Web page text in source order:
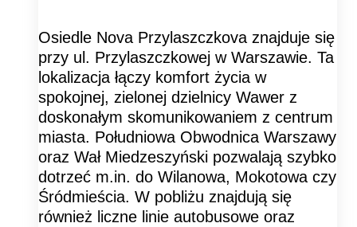
Osiedle Nova Przylaszczkova znajduje się
przy ul. Przylaszczkowej w Warszawie. Ta
lokalizacja łączy komfort życia w
spokojnej, zielonej dzielnicy Wawer z
doskonałym skomunikowaniem z centrum
miasta. Południowa Obwodnica Warszawy
oraz Wał Miedzeszyński pozwalają szybko
dotrzeć m.in. do Wilanowa, Mokotowa czy
Śródmieścia. W pobliżu znajdują się
również liczne linie autobusowe oraz